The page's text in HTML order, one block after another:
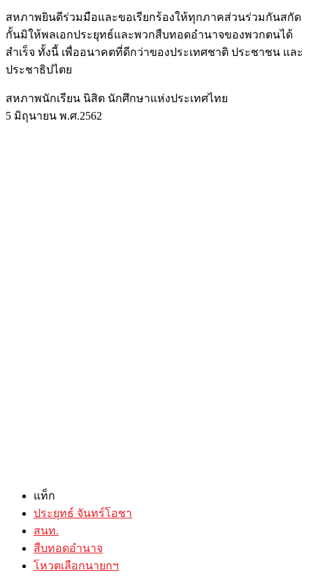
สหภาพยินดีร่วมมือและขอเรียกร้องให้ทุกภาคส่วนร่วมกันสกัด
กั้นมิให้พลเอกประยุทธ์และพวกสืบทอดอำนาจของพวกตนได้
สำเร็จ ทั้งนี้ เพื่ออนาคตที่ดีกว่าของประเทศชาติ ประชาชน และ
ประชาธิปไตย
สหภาพนักเรียน นิสิต นักศึกษาแห่งประเทศไทย
5 มิถุนายน พ.ศ.2562
แท็ก
ประยุทธ์ จันทร์โอชา
สนท.
สืบทอดอำนาจ
โหวตเลือกนายกฯ